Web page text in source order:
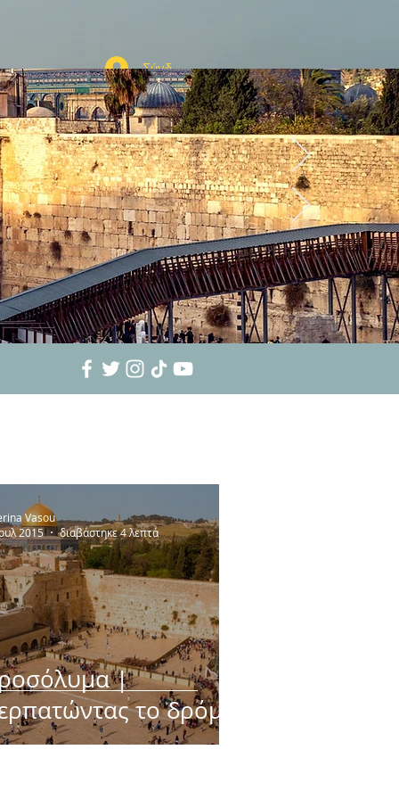
Σύνδεση
|
το δρόμο
το Γολγοθά
Vasou
2015
διαβάστηκε 4 λεπτά